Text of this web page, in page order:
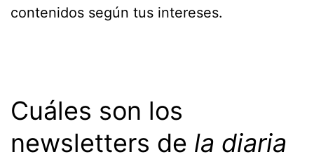
contenidos según tus intereses.
Cuáles son los
newsletters de la diaria